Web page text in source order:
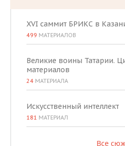
XVI саммит БРИКС в
499 МАТЕРИАЛОВ
Великие воины Татарии.
материалов
24 МАТЕРИАЛА
Искусственный интеллект
181 МАТЕРИАЛ
Все